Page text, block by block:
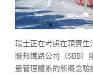
瑞士正在考慮在現實
聯邦鐵路公司（SBB）
量管理體系的新概念驗